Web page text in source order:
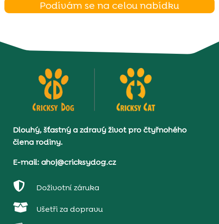
Podívám se na celou nabídku
Dlouhý, šťastný a zdravý život pro čtyřnohého
člena rodiny.
E-mail: ahoj@cricksydog.cz
 Doživotní záruka
 Ušetři za dopravu